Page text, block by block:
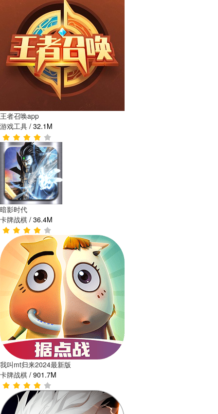
王者召唤app
游戏工具 / 32.1M
暗影时代
卡牌战棋 / 36.4M
我叫mt归来2024最新版
卡牌战棋 / 901.7M